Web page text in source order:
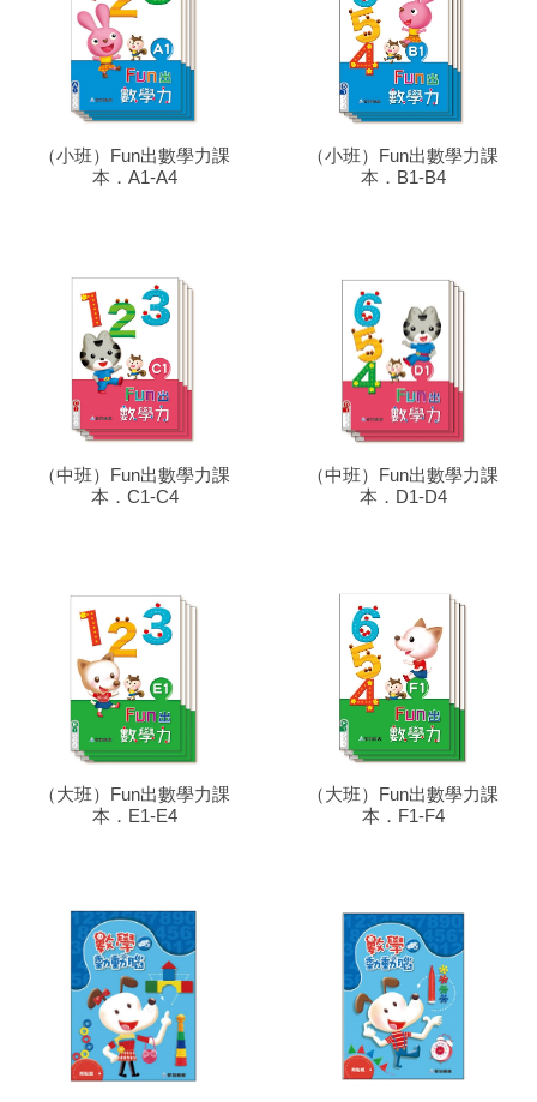
（小班）Fun出數學力課
本．A1-A4
（小班）Fun出數學力課
本．B1-B4
（中班）Fun出數學力課
本．C1-C4
（中班）Fun出數學力課
本．D1-D4
（大班）Fun出數學力課
本．E1-E4
（大班）Fun出數學力課
本．F1-F4